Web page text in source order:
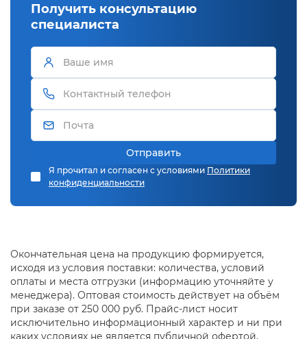
Получить консультацию
специалиста
Отправить
Я прочитал и согласен с условиями Политики
конфиденциальности
Окончательная цена на продукцию формируется,
исходя из условия поставки: количества, условий
оплаты и места отгрузки (информацию уточняйте у
менеджера). Оптовая стоимость действует на объём
при заказе от 250 000 руб. Прайс-лист носит
исключительно информационный характер и ни при
каких условиях не является публичной офертой,